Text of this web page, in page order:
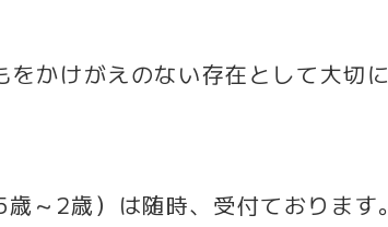
かけがえのない存在として大切に
～2歳）は随時、受付ております。